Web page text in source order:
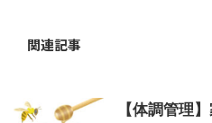
関連記事
【体調管理